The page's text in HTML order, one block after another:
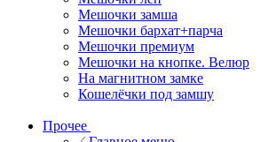
Мешочки замша
Мешочки бархат+парча
Мешочки премиум
Мешочки на кнопке. Велюр
На магнитном замке
Кошелёчки под замшу
Прочее